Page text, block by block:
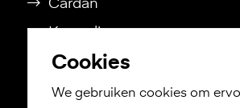
Cardan
Tussenbak
Cookies
We gebruiken cookies om